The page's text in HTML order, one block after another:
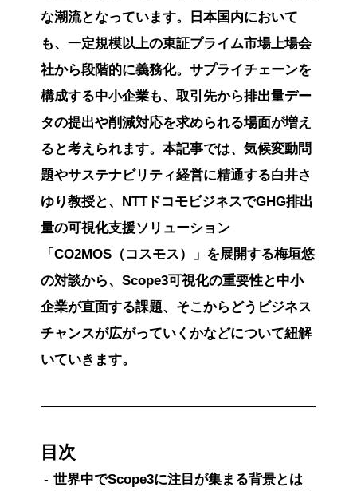
な潮流となっています。日本国内において
も、一定規模以上の東証プライム市場上場会
社から段階的に義務化。サプライチェーンを
構成する中小企業も、取引先から排出量デー
タの提出や削減対応を求められる場面が増え
ると考えられます。本記事では、気候変動問
題やサステナビリティ経営に精通する白井さ
ゆり教授と、NTTドコモビジネスでGHG排出
量の可視化支援ソリューション
「CO2MOS（コスモス）」を展開する梅垣悠
の対談から、Scope3可視化の重要性と中小
企業が直面する課題、そこからどうビジネス
チャンスが広がっていくかなどについて紐解
いていきます。
目次
世界中でScope3に注目が集まる背景とは